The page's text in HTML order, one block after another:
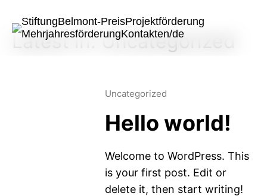
StiftungBelmont-PreisProjektförderung
MehrjahresförderungKontakten/de
Latest in: Uncategorized
Uncategorized
Hello world!
Welcome to WordPress. This
is your first post. Edit or
delete it, then start writing!